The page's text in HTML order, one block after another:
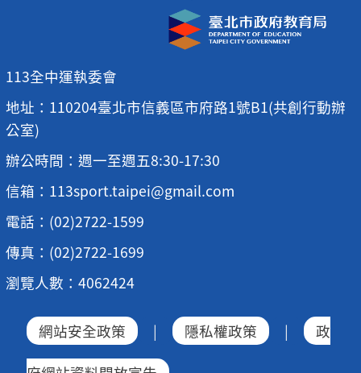
113全中運執委會
地址：110204臺北市信義區市府路1號B1(共創行動辦
公室)
辦公時間：週一至週五8:30-17:30
信箱：113sport.taipei@gmail.com
電話：(02)2722-1599
傳真：(02)2722-1699
瀏覽人數：4062424
網站安全政策 | 隱私權政策 | 政